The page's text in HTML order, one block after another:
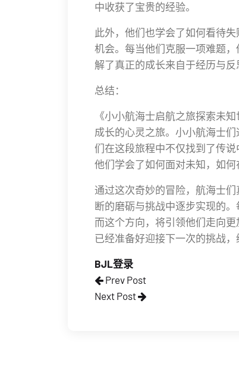
中收获了宝贵的经验。
此外，他们也学会了如何看待
机会。每当他们克服一项难题
解了真正的成长来自于经历与
总结：
《小小航海士启航之旅探索未
成长的心灵之旅。小小航海士
们在这段旅程中不仅找到了传
他们学会了如何面对未知，如何
通过这次奇妙的冒险，航海士
断的磨砺与挑战中逐步实现的
而这个方向，将引领他们走向
已经准备好迎接下一次的挑战，
BJL登录
Prev Post
Next Post